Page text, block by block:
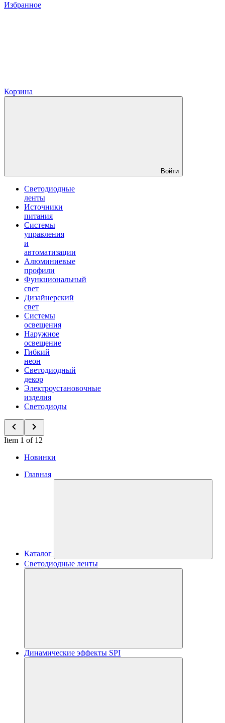
Избранное
Корзина
Войти
Светодиодные
ленты
Источники
питания
Системы
управления
и
автоматизации
Алюминиевые
профили
Функциональный
свет
Дизайнерский
свет
Системы
освещения
Наружное
освещение
Гибкий
неон
Светодиодный
декор
Электроустановочные
изделия
Светодиоды
Item 1 of 12
Новинки
Главная
Каталог
Светодиодные ленты
Динамические эффекты SPI